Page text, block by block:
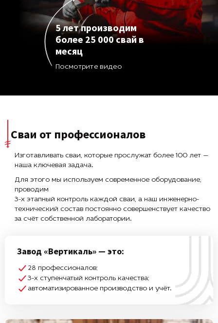
5 лет производим
более 25 000 свай в
месяц
Посмотрите видео
Сваи от профессионалов
Изготавливать сваи, которые прослужат более 100 лет —
наша ключевая задача.
Для этого мы используем современное оборудование,
проводим
3-х этапный контроль каждой сваи, а наш инженерно-
технический состав постоянно совершенствует качество
за счёт собственной лаборатории.
Завод «Вертикаль» — это:
28 профессионалов;
3-х ступенчатый контроль качества;
автоматизированное производство и учёт.